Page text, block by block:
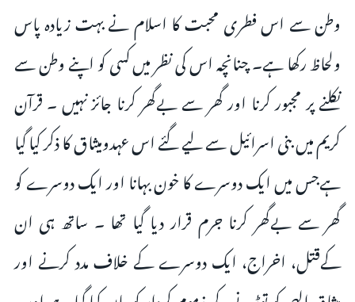
وطن سے اس فطری محبت کا اسلام نے بہت زیادہ پاس
ولحاظ رکھا ہے۔ چنانچہ اس کی نظر میں کسی کو اپنے وطن سے
نکلنے پر مجبور کرنا اور گھر سے بےگھر کرنا جائز نہیں ۔ قرآن
کریم میں بنی اسرائیل سے لیے گئے اس عہدومیثاق کا ذکر کیا گیا
ہےجس میں ایک دوسرے کا خون بہانا اور ایک دوسرے کو
گھر سے بےگھر کرنا جرم قرار دیا گیا تھا ۔ ساتھ ہی ان
کےقتل، اخراج، ایک دوسرے کے خلاف مدد کرنے اور